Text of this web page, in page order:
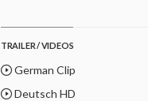
TRAILER / VIDEOS
German Clip
Deutsch HD